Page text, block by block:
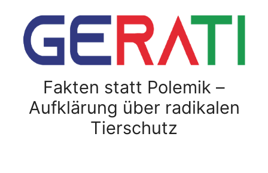
Fakten statt Polemik –
Aufklärung über radikalen
Tierschutz